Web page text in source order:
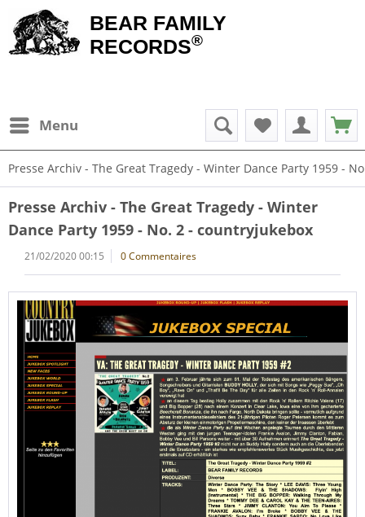
BEAR FAMILY
RECORDS®
Menu
Presse Archiv - The Great Tragedy - Winter Dance Party 1959 -
Presse Archiv - The Great Tragedy - Winter
Dance Party 1959 - No. 2 - countryjukebox
21/02/2020 00:15 0 Commentaires